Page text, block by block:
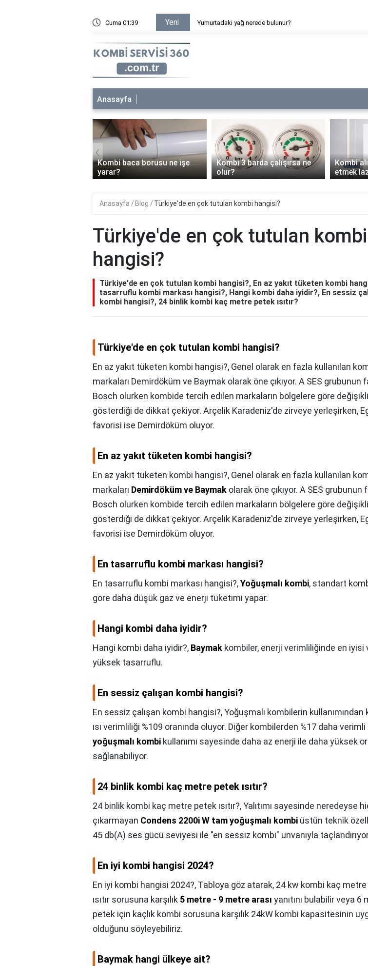
Cuma 01:39 Yeni
Yumurtadaki yağ nerede bulunur? Yumurtadaki yağ nerede bulunur?
Anasayfa
Kombi baca borusu ne işe
Kombi 3 barda çalışırsa ne
olur?
Kombi alırken nelere
etmek lazım?
‹
Anasayfa Blog Türkiye'de en çok tutulan kombi hangisi?
Türkiye'de en çok tutulan kombi
hangisi?
Türkiye'de en çok tutulan kombi hangisi?, En az yakıt tüketen kombi
tasarruflu kombi markası hangisi?, Hangi kombi daha iyidir?, En sessiz
kombi hangisi?, 24 binlik kombi kaç metre petek ısıtır?
Türkiye'de en çok tutulan kombi hangisi?
En az yakıt tüketen kombi hangisi?, Genel olarak en fazla kullanılan
markaları Demirdöküm ve Baymak olarak öne çıkıyor. A SES grubunun
Bosch olurken kombide tercih edilen markaların bölgelere göre
gösterdiği de dikkat çekiyor. Arçelik Karadeniz'de zirveye yerleşirken,
favorisi ise Demirdöküm oluyor.
En az yakıt tüketen kombi hangisi?
En az yakıt tüketen kombi hangisi?, Genel olarak en fazla kullanılan
markaları Demirdöküm ve Baymak olarak öne çıkıyor. A SES grubunun
Bosch olurken kombide tercih edilen markaların bölgelere göre
gösterdiği de dikkat çekiyor. Arçelik Karadeniz'de zirveye yerleşirken,
favorisi ise Demirdöküm oluyor.
En tasarruflu kombi markası hangisi?
En tasarruflu kombi markası hangisi?,Yoğuşmalı kombi, standart
göre daha düşük gaz ve enerji tüketimi yapar.
Hangi kombi daha iyidir?
Hangi kombi daha iyidir?, Baymak kombiler, enerji verimliliğinde en iyisi
yüksek tasarruflu.
En sessiz çalışan kombi hangisi?
En sessiz çalışan kombi hangisi?,Yoğuşmalı kombilerin kullanımından
ısı verimliliği %109 oranında oluyor. Diğer kombilerden %17 daha verimli
yoğuşmalı kombi kullanımı sayesinde daha az enerji ile daha yüksek
sağlanabiliyor.
24 binlik kombi kaç metre petek ısıtır?
24 binlik kombi kaç metre petek ısıtır?,Yalıtımı sayesinde neredeyse
çıkarmayan Condens 2200i W tam yoğuşmalı kombi üstün teknik
45 db(A) ses gücü seviyesi ile "en sessiz kombi" unvanıyla
En iyi kombi hangisi 2024?
En iyi kombi hangisi 2024?, Tabloya göz atarak, 24 kw kombi kaç
ısıtır sorusuna karşılık 5 metre - 9 metre arası yanıtını bulabilir veya 6
petek için kaçlık kombi sorusuna karşılık 24kW kombi kapasitesinin
olduğunu söyleyebiliriz.
Baymak hangi ülkeye ait?